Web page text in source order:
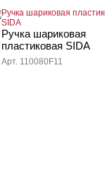
Ручка шариковая
пластиковая SIDA
Арт. 110080F11